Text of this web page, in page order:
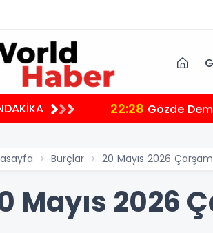
22:28 Gözde
Burçlar 20 Mayıs 2026
Mayıs 2026